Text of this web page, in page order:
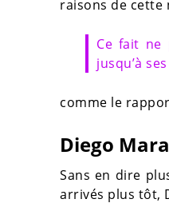
raisons de cette
Ce fait ne
jusqu’à
comme le
Diego
Sans en dire
arrivés plus tôt,